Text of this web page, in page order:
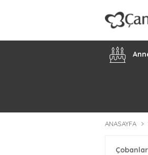
ANASAYFA